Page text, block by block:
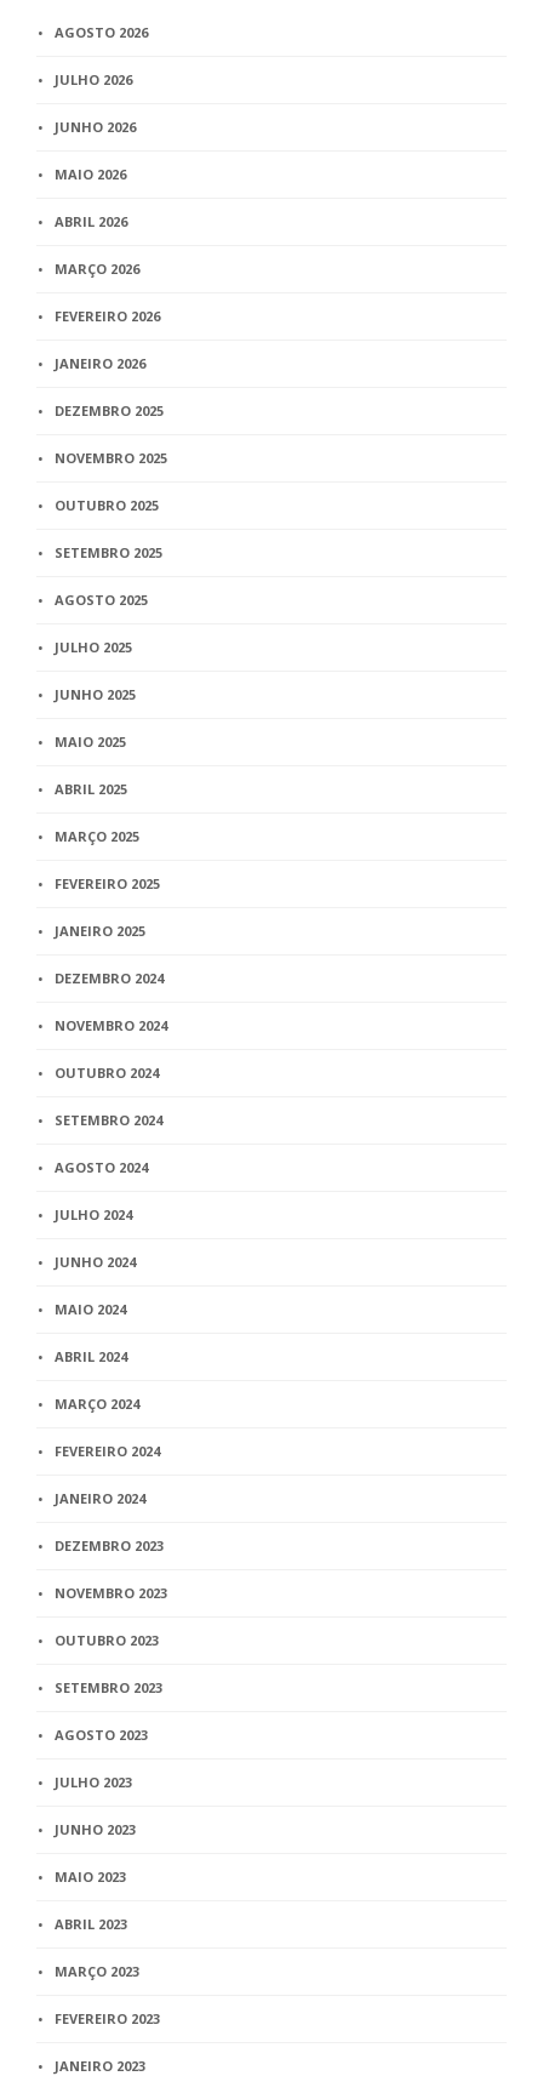
AGOSTO 2026
JULHO 2026
JUNHO 2026
MAIO 2026
ABRIL 2026
MARÇO 2026
FEVEREIRO 2026
JANEIRO 2026
DEZEMBRO 2025
NOVEMBRO 2025
OUTUBRO 2025
SETEMBRO 2025
AGOSTO 2025
JULHO 2025
JUNHO 2025
MAIO 2025
ABRIL 2025
MARÇO 2025
FEVEREIRO 2025
JANEIRO 2025
DEZEMBRO 2024
NOVEMBRO 2024
OUTUBRO 2024
SETEMBRO 2024
AGOSTO 2024
JULHO 2024
JUNHO 2024
MAIO 2024
ABRIL 2024
MARÇO 2024
FEVEREIRO 2024
JANEIRO 2024
DEZEMBRO 2023
NOVEMBRO 2023
OUTUBRO 2023
SETEMBRO 2023
AGOSTO 2023
JULHO 2023
JUNHO 2023
MAIO 2023
ABRIL 2023
MARÇO 2023
FEVEREIRO 2023
JANEIRO 2023